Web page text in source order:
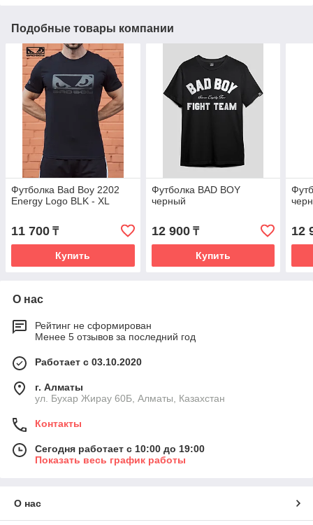
Подобные товары компании
Футболка Bad Boy 2202
Energy Logo BLK - XL
11 700 ₸
Купить
Футболка BAD BOY
черный
12 900₸
Купить
12
О нас
Рейтинг не сформирован
Менее 5 отзывов за последний год
Работает с 03.10.2020
г. Алматы
ул. Бухар Жирау 60Б, Алматы, Казахстан
Контакты
Сегодня работает с 10:00 до 19:00
Показать весь график работы
О нас